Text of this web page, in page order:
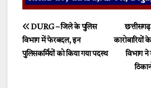
Post
navigation
विभाग ने
DURG – जिले के पुलिस
विभाग में फेरबदल, इन
पुलिसकर्मियों को किया गया पदस्थ